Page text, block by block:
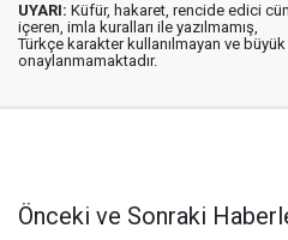
UYARI: Küfür, hakaret, rencide edici
içeren, imla kuralları ile yazılmamış,
Türkçe karakter kullanılmayan ve
onaylanmamaktadır.
Önceki ve Sonraki